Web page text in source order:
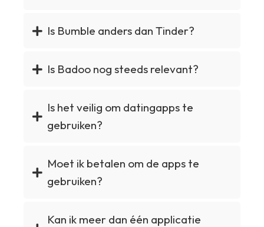
Is Bumble anders dan Tinder?
Is Badoo nog steeds relevant?
Is het veilig om datingapps te
gebruiken?
Moet ik betalen om de apps te
gebruiken?
Kan ik meer dan één applicatie